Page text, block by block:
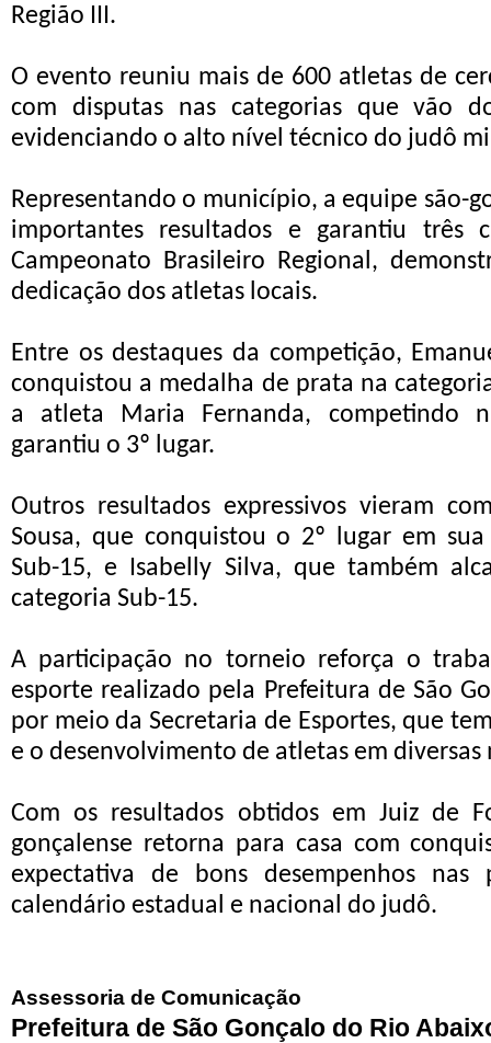
Região III.
O evento reuniu mais de 600 atletas de
com disputas nas categorias que vão
evidenciando o alto nível técnico do judô
Representando o município, a equipe são-
importantes resultados e garantiu três
Campeonato Brasileiro Regional,
dedicação dos atletas locais.
Entre os destaques da competição,
conquistou a medalha de prata na
a atleta Maria Fernanda, competindo
garantiu o 3º lugar.
Outros resultados expressivos vieram
Sousa, que conquistou o 2º lugar em
Sub-15, e Isabelly Silva, que também
categoria Sub-15.
A participação no torneio reforça o
esporte realizado pela Prefeitura de São
por meio da Secretaria de Esportes, que
e o desenvolvimento de atletas em diversas
Com os resultados obtidos em Juiz de
gonçalense retorna para casa com
expectativa de bons desempenhos nas
calendário estadual e nacional do judô.
Assessoria de Comunicação
Prefeitura de São Gonçalo do Rio